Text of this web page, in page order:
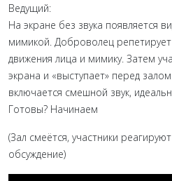
Ведущий:
На экране без звука появляется
мимикой. Доброволец
движения лица и мимику. Затем
экрана и «выступает» перед
включается смешной звук,
Готовы? Начинаем
(Зал смеётся, участники
обсуждение)